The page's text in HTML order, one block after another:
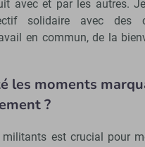
avec et par les autres.
solidaire avec des
en commun, de la
les moments
?
est crucial pour